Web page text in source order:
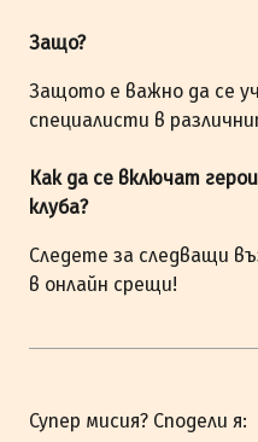
Защо?
Защото е важно да се
специалисти в
Как да се включат
клуба?
Следете за следващи
в онлайн срещи!
Супер мисия? Сподели я: